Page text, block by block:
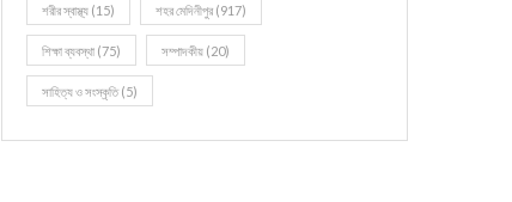
শরীর স্বাস্থ্য (15) শহর মেদিনীপুর (917)
শিক্ষা ব্যবস্থা (75) সম্পাদকীয় (20)
সাহিত্য ও সংস্কৃতি(5)